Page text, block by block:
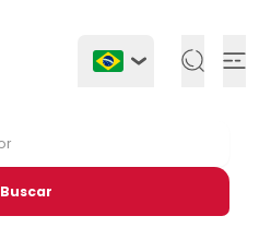
Buscar